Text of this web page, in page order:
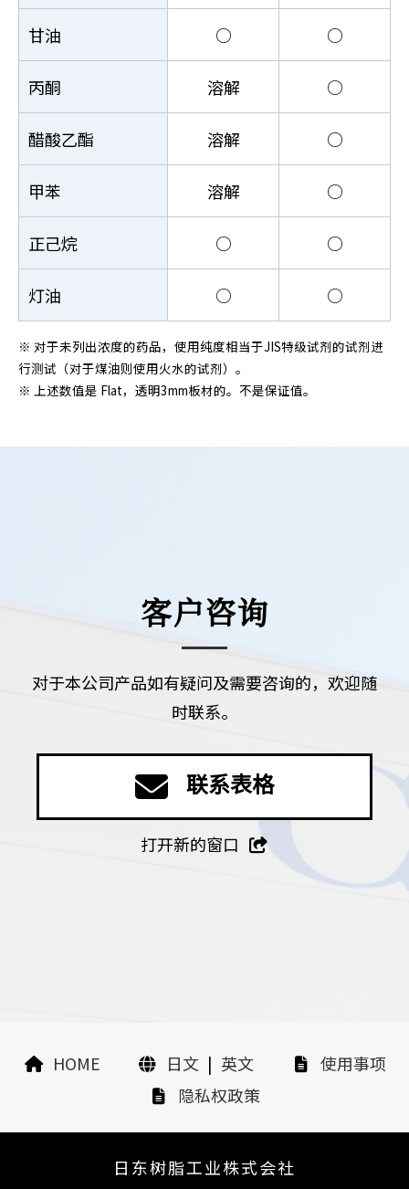
甘油 ○ ○
丙酮 溶解 ○
醋酸乙酯 溶解 ○
甲苯 溶解 ○
正己烷 ○ ○
灯油 ○ ○
※ 对于未列出浓度的药品，使用纯度相当于JIS特级试剂的试剂进
行测试（对于煤油则使用火水的试剂）。
※ 上述数值是 Flat，透明3mm板材的。不是保证值。
客户咨询
对于本公司产品如有疑问及需要咨询的，欢迎随
时联系。
联系表格
打开新的窗口
HOME 日文 | 英文
使用事项
隐私权政策
日东树脂工业株式会社